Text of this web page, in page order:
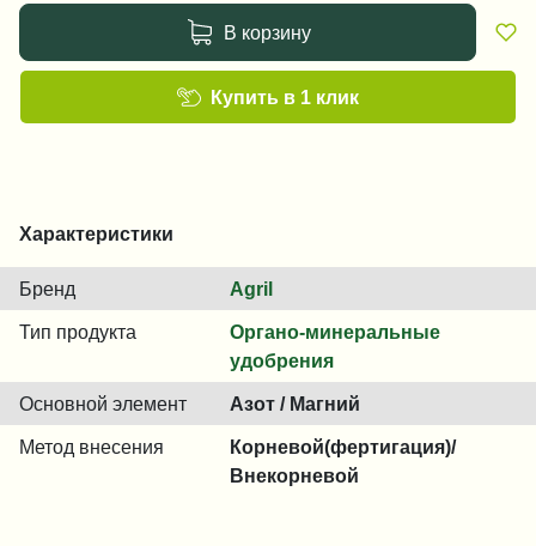
В корзину
Купить в 1 клик
Характеристики
Бренд Agril
Тип продукта
Органо-минеральные
удобрения
Основной элемент Азот / Магний
Метод внесения
Корневой(фертигация)/
Внекорневой